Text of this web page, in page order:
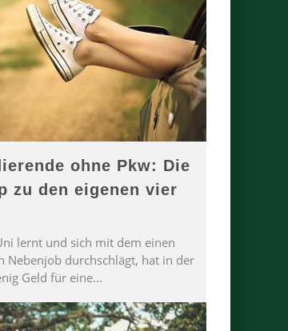
ohne Pkw: Die
zu den eigenen vier
lernt und sich mit dem einen
Nebenjob durchschlägt, hat in der
Geld für eine...